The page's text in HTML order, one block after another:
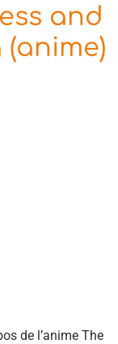
and
de l’anime The